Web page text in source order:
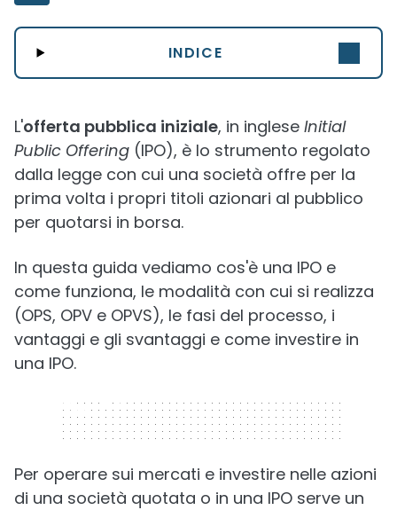
INDICE
L'offerta pubblica iniziale, in inglese Initial
Public Offering (IPO), è lo strumento regolato
dalla legge con cui una società offre per la
prima volta i propri titoli azionari al pubblico
per quotarsi in borsa.
In questa guida vediamo cos'è una IPO e
come funziona, le modalità con cui si realizza
(OPS, OPV e OPVS), le fasi del processo, i
vantaggi e gli svantaggi e come investire in
una IPO.
320 x 50
Per operare sui mercati e investire nelle azioni
di una società quotata o in una IPO serve un